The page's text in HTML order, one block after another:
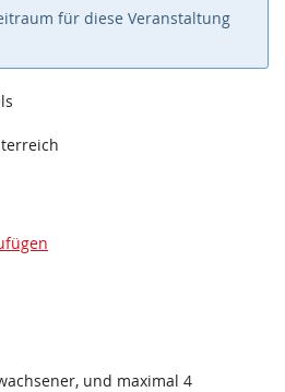
für diese Veranstaltung
und maximal 4